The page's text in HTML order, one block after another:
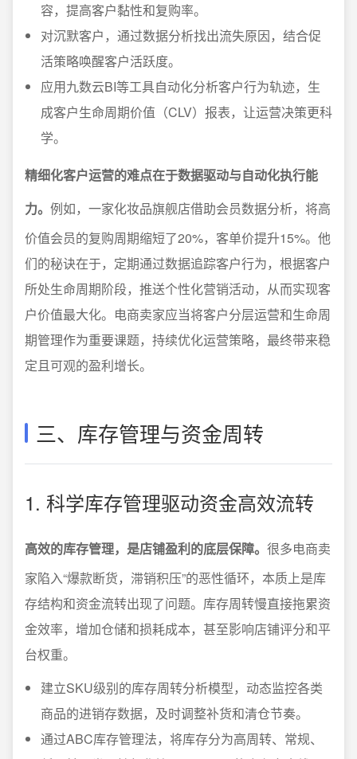
容，提高客户黏性和复购率。
对沉默客户，通过数据分析找出流失原因，结合促
活策略唤醒客户活跃度。
应用九数云BI等工具自动化分析客户行为轨迹，生
成客户生命周期价值（CLV）报表，让运营决策更科
学。
精细化客户运营的难点在于数据驱动与自动化执行能
力。 例如，一家化妆品旗舰店借助会员数据分析，将高
价值会员的复购周期缩短了20%，客单价提升15%。他
们的秘诀在于，定期通过数据追踪客户行为，根据客户
所处生命周期阶段，推送个性化营销活动，从而实现客
户价值最大化。电商卖家应当将客户分层运营和生命周
期管理作为重要课题，持续优化运营策略，最终带来稳
定且可观的盈利增长。
三、库存管理与资金周转
1. 科学库存管理驱动资金高效流转
高效的库存管理，是店铺盈利的底层保障。 很多电商卖
家陷入“爆款断货，滞销积压”的恶性循环，本质上是库
存结构和资金流转出现了问题。库存周转慢直接拖累资
金效率，增加仓储和损耗成本，甚至影响店铺评分和平
台权重。
建立SKU级别的库存周转分析模型，动态监控各类
商品的进销存数据，及时调整补货和清仓节奏。
通过ABC库存管理法，将库存分为高周转、常规、